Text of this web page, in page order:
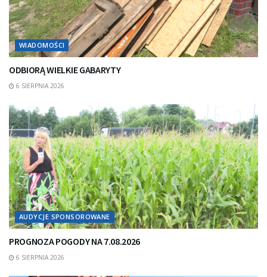
WIADOMOŚCI
ODBIORĄ WIELKIE GABARYTY
6 SIERPNIA 2026
AUDYCJE SPONSOROWANE
PROGNOZA POGODY NA 7.08.2026
6 SIERPNIA 2026